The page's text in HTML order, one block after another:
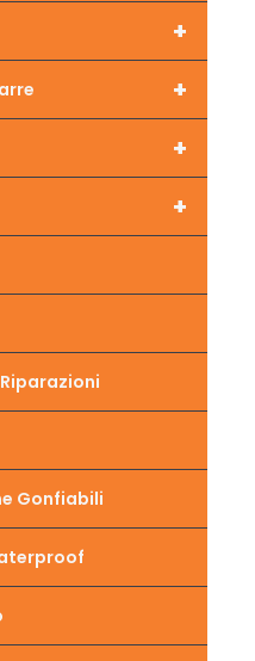
+
+
+
+
Gonfiabili